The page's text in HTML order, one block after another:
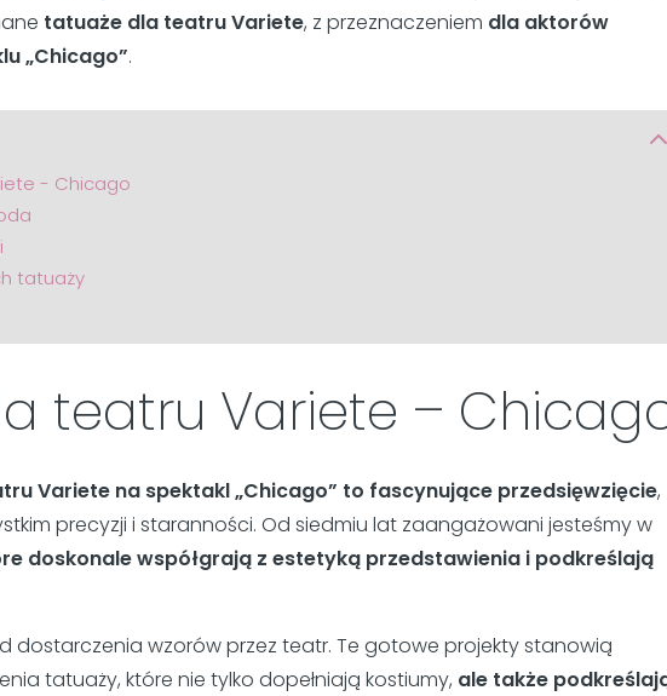
tatuaże dla teatru Variete, z przeznaczeniem dla aktorów
„Chicago”.
- Chicago
tatuaży
teatru Variete –
Variete na spektakl „Chicago” to fascynujące przedsięwzięcie,
precyzji i staranności. Od siedmiu lat zaangażowani jesteśmy w
doskonale współgrają z estetyką przedstawienia i podkreślają
dostarczenia wzorów przez teatr. Te gotowe projekty stanowią
tatuaży, które nie tylko dopełniają kostiumy, ale także